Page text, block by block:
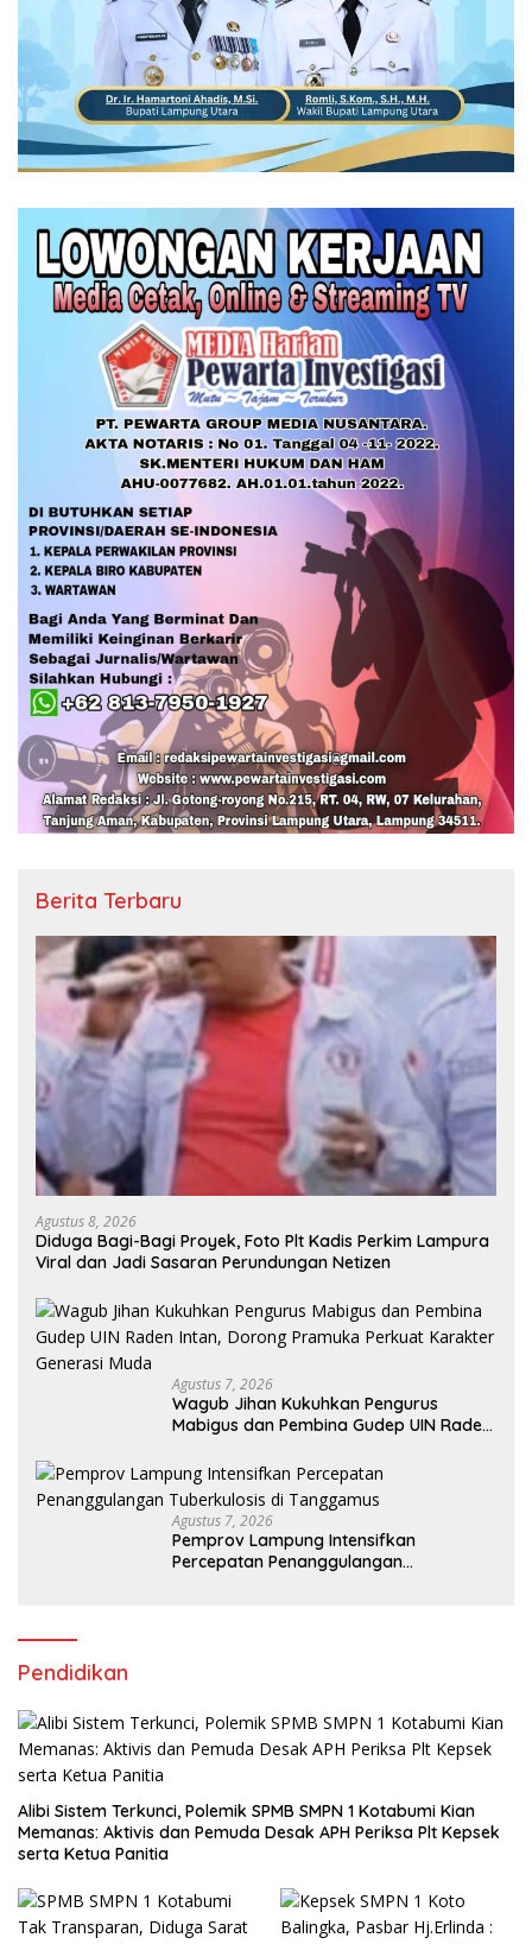
Berita Terbaru
Agustus 8, 2026
Diduga Bagi-Bagi Proyek, Foto Plt Kadis Perkim Lampura
Viral dan Jadi Sasaran Perundungan Netizen
Agustus 7, 2026
Wagub Jihan Kukuhkan Pengurus
Mabigus dan Pembina Gudep UIN Raden
Karakter Generasi Muda
Agustus 7, 2026
Pemprov Lampung Intensifkan
Percepatan Penanggulangan
Pendidikan
Alibi Sistem Terkunci, Polemik SPMB SMPN 1 Kotabumi Kian
Memanas: Aktivis dan Pemuda Desak APH Periksa Plt Kepsek
serta Ketua Panitia